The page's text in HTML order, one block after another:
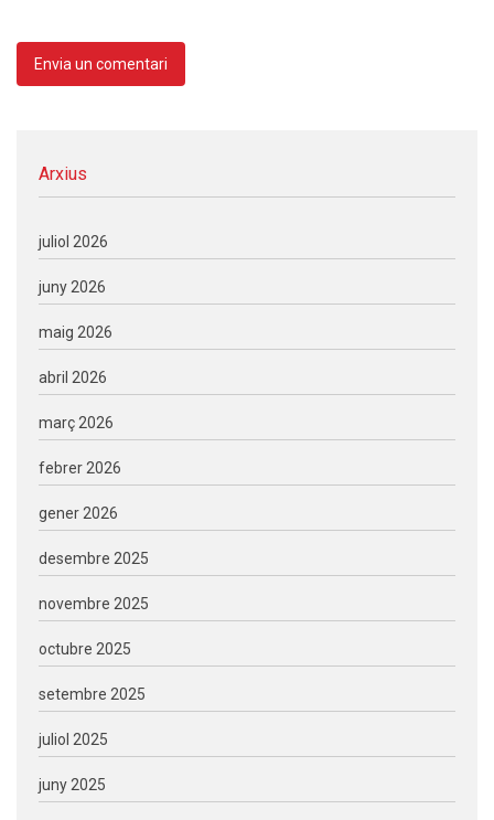
Arxius
juliol 2026
juny 2026
maig 2026
abril 2026
març 2026
febrer 2026
gener 2026
desembre 2025
novembre 2025
octubre 2025
setembre 2025
juliol 2025
juny 2025